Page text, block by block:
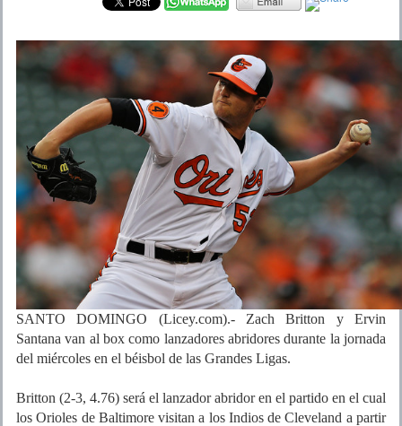
SANTO DOMINGO (Licey.com).- Zach Britton y Ervin
Santana van al box como lanzadores abridores durante la jornada
del miércoles en el béisbol de las Grandes Ligas.
Britton (2-3, 4.76) será el lanzador abridor en el partido en el cual
los Orioles de Baltimore visitan a los Indios de Cleveland a partir